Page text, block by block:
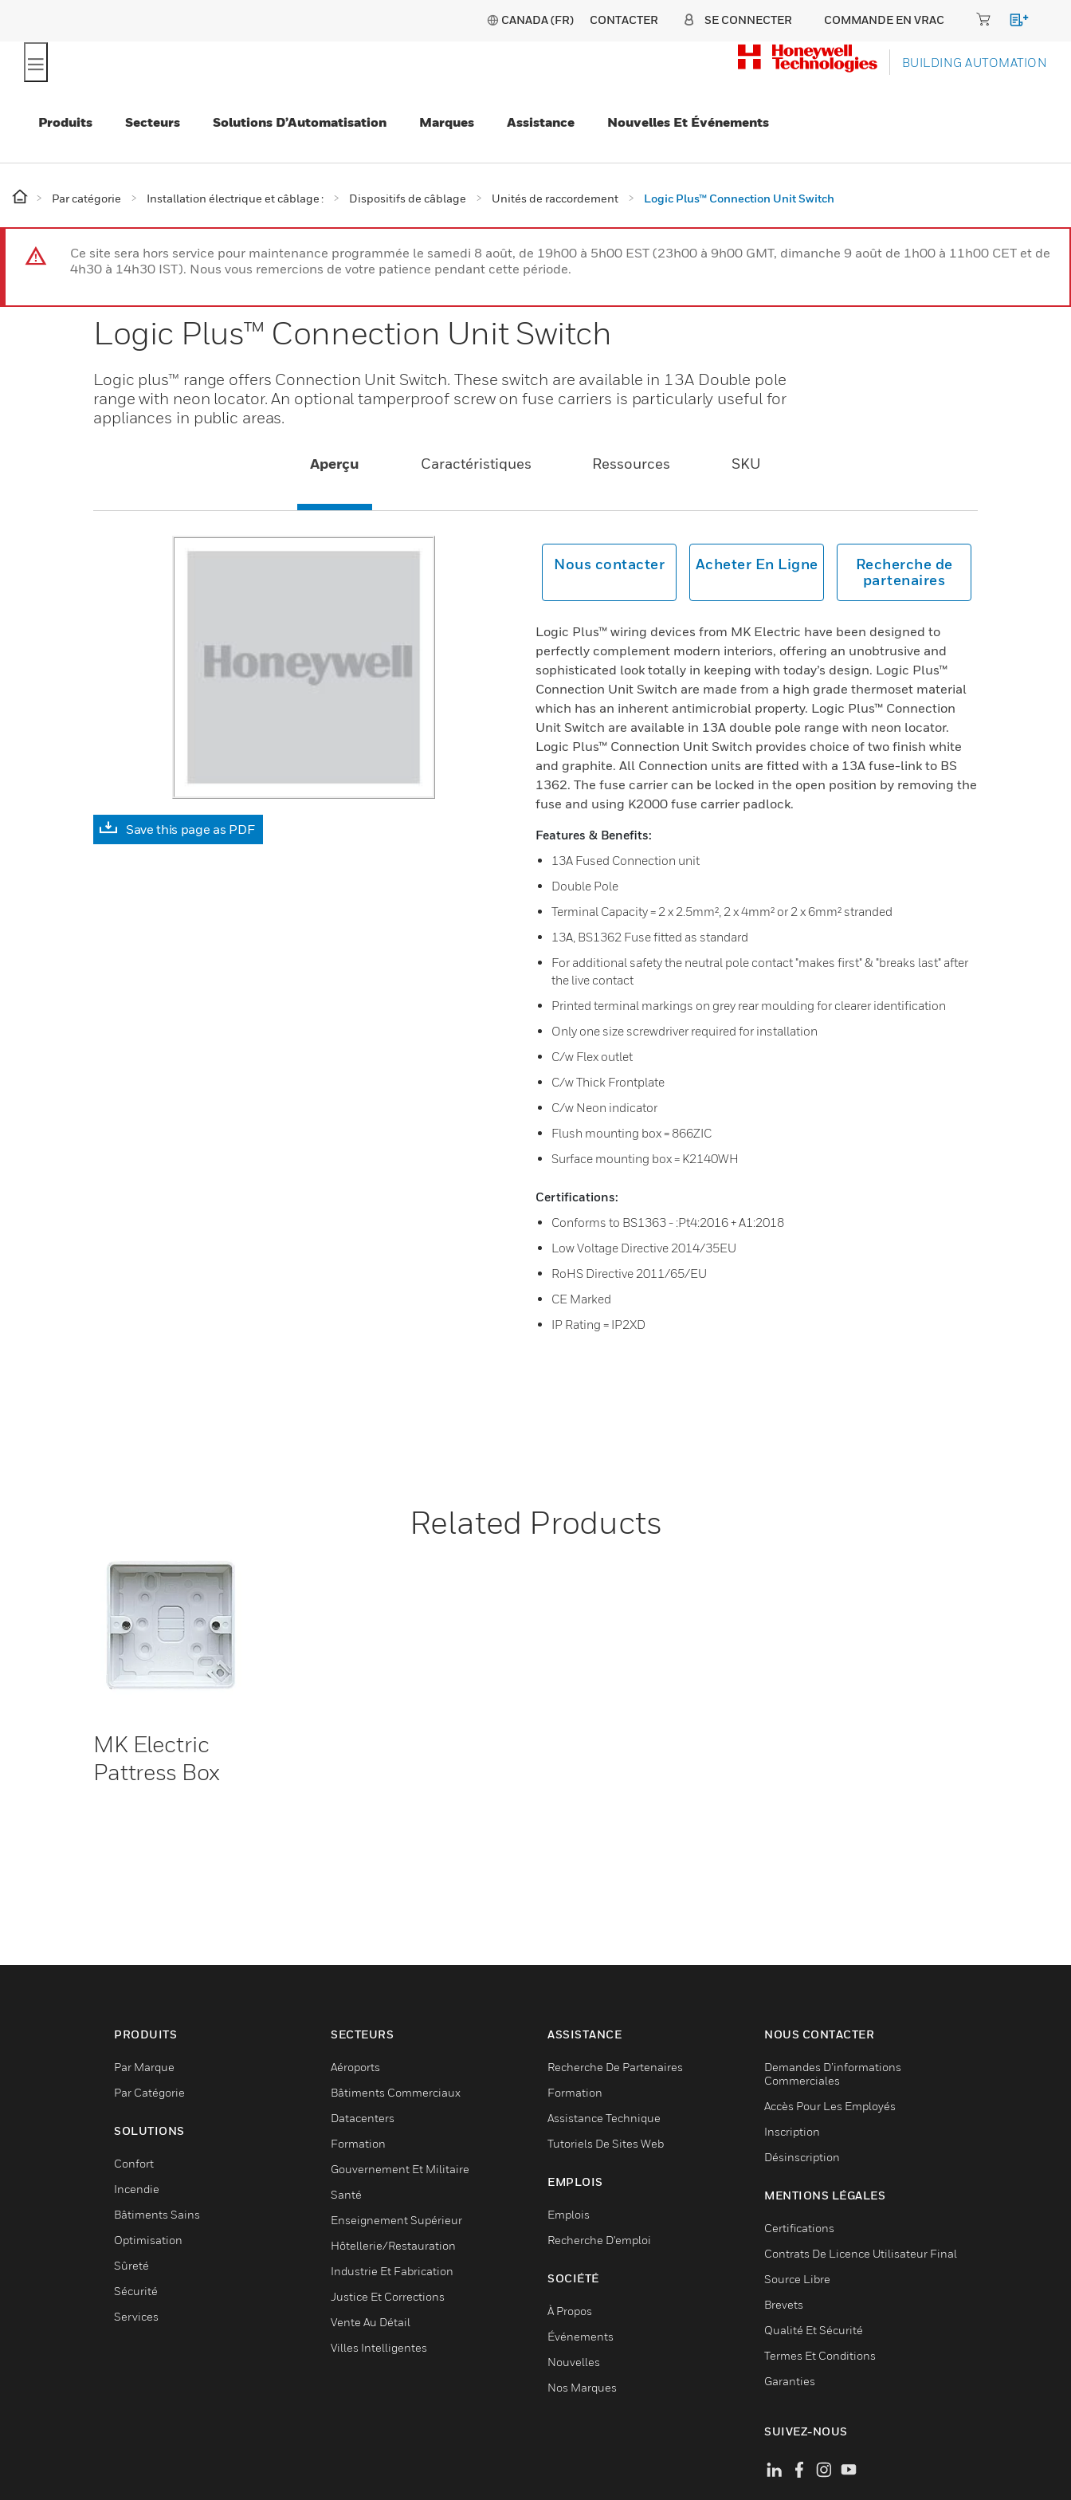
CANADA (FR) CONTACTER SE CONNECTER COMMANDE EN VRAC
BUILDING AUTOMATION
Produits Secteurs Solutions D’Automatisation Marques Assistance Nouvelles Et Événements
Par catégorie Installation électrique et câblage : Dispositifs de câblage Unités de raccordement Logic Plus™ Connection Unit Switch
Ce site sera hors service pour maintenance programmée le samedi 8 août, de 19h00 à 5h00 EST (23h00 à 9h00 GMT, dimanche 9 août de 1h00 à 11h00 CET et de
4h30 à 14h30 IST). Nous vous remercions de votre patience pendant cette période.
Logic Plus™ Connection Unit Switch
Logic plus™ range offers Connection Unit Switch. These switch are available in 13A Double pole
range with neon locator. An optional tamperproof screw on fuse carriers is particularly useful for
appliances in public areas.
Aperçu Caractéristiques Ressources SKU
Save this page as PDF
Nous contacter Acheter En Ligne
Recherche de
partenaires
Logic Plus™ wiring devices from MK Electric have been designed to
perfectly complement modern interiors, offering an unobtrusive and
sophisticated look totally in keeping with today’s design. Logic Plus™
Connection Unit Switch are made from a high grade thermoset material
which has an inherent antimicrobial property. Logic Plus™ Connection
Unit Switch are available in 13A double pole range with neon locator.
Logic Plus™ Connection Unit Switch provides choice of two finish white
and graphite. All Connection units are fitted with a 13A fuse-link to BS
1362. The fuse carrier can be locked in the open position by removing the
fuse and using K2000 fuse carrier padlock.
Features & Benefits:
13A Fused Connection unit
Double Pole
Terminal Capacity = 2 x 2.5mm², 2 x 4mm² or 2 x 6mm² stranded
13A, BS1362 Fuse fitted as standard
For additional safety the neutral pole contact "makes first" & "breaks last" after
the live contact
Printed terminal markings on grey rear moulding for clearer identification
Only one size screwdriver required for installation
C/w Flex outlet
C/w Thick Frontplate
C/w Neon indicator
Flush mounting box = 866ZIC
Surface mounting box = K2140WH
Certifications:
Conforms to BS1363 - :Pt4:2016 + A1:2018
Low Voltage Directive 2014/35EU
RoHS Directive 2011/65/EU
CE Marked
IP Rating = IP2XD
Related Products
MK Electric
Pattress Box
PRODUITS
Par Marque
Par Catégorie
SOLUTIONS
Confort
Incendie
Bâtiments Sains
Optimisation
Sûreté
Sécurité
Services
SECTEURS
Aéroports
Bâtiments Commerciaux
Datacenters
Formation
Gouvernement Et Militaire
Santé
Enseignement Supérieur
Hôtellerie/Restauration
Industrie Et Fabrication
Justice Et Corrections
Vente Au Détail
Villes Intelligentes
ASSISTANCE
Recherche De Partenaires
Formation
Assistance Technique
Tutoriels De Sites Web
EMPLOIS
Emplois
Recherche D'emploi
SOCIÉTÉ
À Propos
Événements
Nouvelles
Nos Marques
NOUS CONTACTER
Demandes D’informations
Commerciales
Accès Pour Les Employés
Inscription
Désinscription
MENTIONS LÉGALES
Certifications
Contrats De Licence Utilisateur Final
Source Libre
Brevets
Qualité Et Sécurité
Termes Et Conditions
Garanties
SUIVEZ-NOUS